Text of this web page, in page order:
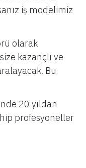
iş modelimiz
olarak
kazançlı ve
Bu
20 yıldan
profesyoneller